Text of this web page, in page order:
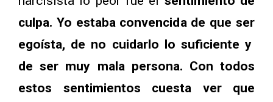
culpa. Yo estaba convencida de que ser
egoísta, de no cuidarlo lo suficiente y
de ser muy mala persona. Con todos
estos sentimientos cuesta ver que